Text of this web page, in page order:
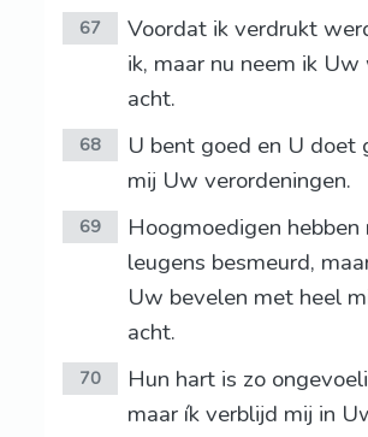
67
Voordat ik verdrukt
ik, maar nu neem ik
acht.
68
U bent goed en U doet
mij Uw verordeningen.
69
Hoogmoedigen
leugens besmeurd,
Uw bevelen met heel
acht.
70
Hun hart is zo
maar ík verblijd mij in